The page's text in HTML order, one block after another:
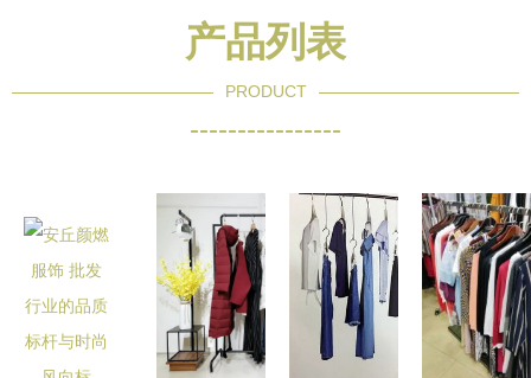
产品列表
PRODUCT
----------------